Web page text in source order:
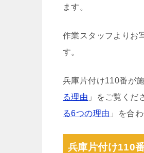
ます。
作業スタッフよりお
す。
兵庫片付け110番が
る理由 」をご覧くだ
る6つの理由 」を合
兵庫片付け110